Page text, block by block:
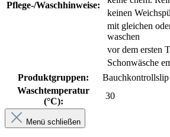
Pflege-/Waschhinweise:
keinen
mit gleichen
waschen
vor dem ersten
Schonwäsche
Produktgruppen:
Bauchkontrollslip
Waschtemperatur
(°C):
30
Menü schließen